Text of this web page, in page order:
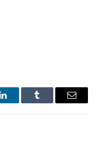
LinkedInTumblr Email